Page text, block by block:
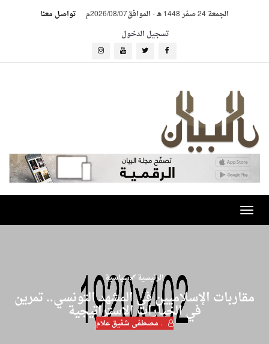
الجمعة 24 صفر 1448 هـ -الموافق2026/08/07م
تواصل معنا
تسجيل الدخول
Toggle
navigation
الرئيسية سياسية
مقاربات الإسلاميين في المشهد التونسي.. تمرين
في الخيارات الاستراتيجية
. مصطفى شفيق علام